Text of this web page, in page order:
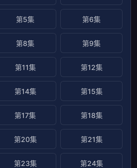
第5集 第6集
第8集 第9集
第11集 第12集
第14集 第15集
第17集 第18集
第20集 第21集
第23集 第24集